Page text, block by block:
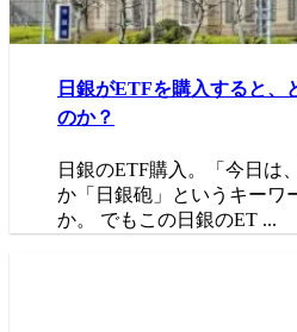
日銀がETFを購入すると、
のか？
日銀のETF購入。「今日は
か「日銀砲」というキーワ
か。 でもこの日銀のET ...